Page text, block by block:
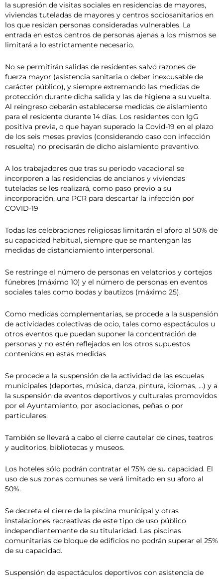
la supresión de visitas sociales en residencias de mayores,
viviendas tuteladas de mayores y centros sociosanitarios en
los que residan personas consideradas vulnerables. La
entrada en estos centros de personas ajenas a los mismos se
limitará a lo estrictamente necesario.
No se permitirán salidas de residentes salvo razones de
fuerza mayor (asistencia sanitaria o deber inexcusable de
carácter público), y siempre extremando las medidas de
protección durante dicha salida y las de higiene a su vuelta.
Al reingreso deberán establecerse medidas de aislamiento
para el residente durante 14 días. Los residentes con IgG
positiva previa, o que hayan superado la Covid-19 en el plazo
de los seis meses previos (considerando caso con infección
resuelta) no precisarán de dicho aislamiento preventivo.
A los trabajadores que tras su periodo vacacional se
incorporen a las residencias de ancianos y viviendas
tuteladas se les realizará, como paso previo a su
incorporación, una PCR para descartar la infección por
COVID-19
Todas las celebraciones religiosas limitarán el aforo al 50% de
su capacidad habitual, siempre que se mantengan las
medidas de distanciamiento interpersonal.
Se restringe el número de personas en velatorios y cortejos
fúnebres (máximo 10) y el número de personas en eventos
sociales tales como bodas y bautizos (máximo 25).
Como medidas complementarias, se procede a la suspensión
de actividades colectivas de ocio, tales como espectáculos u
otros eventos que puedan suponer la concentración de
personas y no estén reflejados en los otros supuestos
contenidos en estas medidas
Se procede a la suspensión de la actividad de las escuelas
municipales (deportes, música, danza, pintura, idiomas, …) y a
la suspensión de eventos deportivos y culturales promovidos
por el Ayuntamiento, por asociaciones, peñas o por
particulares.
También se llevará a cabo el cierre cautelar de cines, teatros
y auditorios, bibliotecas y museos.
Los hoteles sólo podrán contratar el 75% de su capacidad. El
uso de sus zonas comunes se verá limitado en su aforo al
50%.
Se decreta el cierre de la piscina municipal y otras
instalaciones recreativas de este tipo de uso público
independientemente de su titularidad. Las piscinas
comunitarias de bloque de edificios no podrán superar el 25%
de su capacidad.
Suspensión de espectáculos deportivos con asistencia de